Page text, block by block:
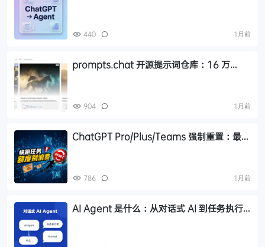
440 1月前
prompts.chat 开源提示词仓库：16 万
904 1月前
ChatGPT Pro/Plus/Teams 强制重置：最后
786 1月前
AI Agent 是什么：从对话式 AI 到任务执行